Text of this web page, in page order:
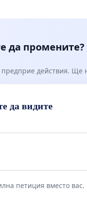
от държавата
донори
на
да наруши
правото на ЕС
на ниво
252 през 2023 г.
да промените?
действия. Ще
да видите
петиция вместо вас.